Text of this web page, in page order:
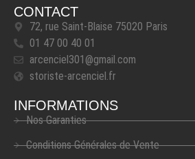
CONTACT
72, rue Saint-Blaise 75020 Paris
01 47 00 40 01
arcenciel301@gmail.com
storiste-arcenciel.fr
INFORMATIONS
Nos Garanties
Conditions Générales de Vente